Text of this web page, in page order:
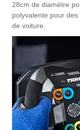
28cm de diamètre
polyvalente pour
de voiture.